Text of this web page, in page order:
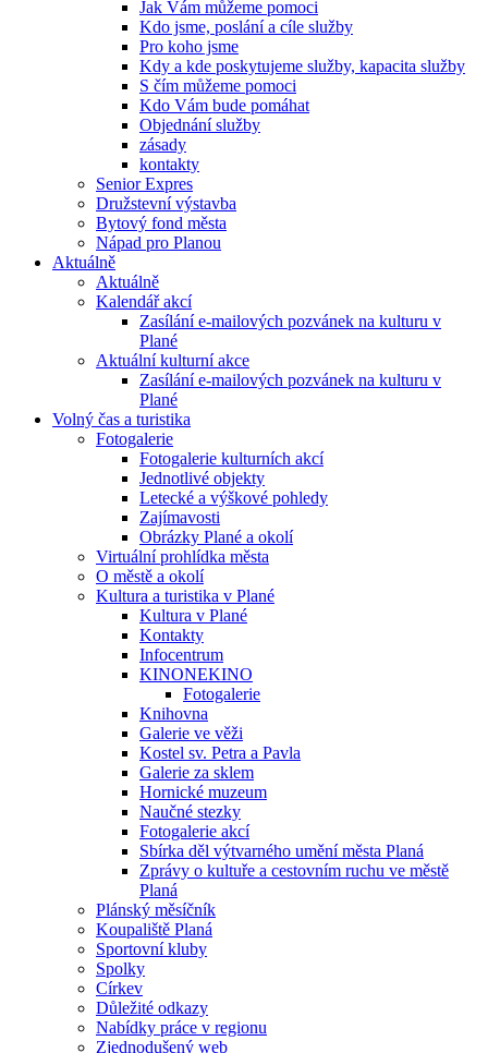
Jak Vám můžeme pomoci
Kdo jsme, poslání a cíle služby
Pro koho jsme
Kdy a kde poskytujeme služby, kapacita služby
S čím můžeme pomoci
Kdo Vám bude pomáhat
Objednání služby
zásady
kontakty
Senior Expres
Družstevní výstavba
Bytový fond města
Nápad pro Planou
Aktuálně
Aktuálně
Kalendář akcí
Zasílání e-mailových pozvánek na kulturu v
Plané
Aktuální kulturní akce
Zasílání e-mailových pozvánek na kulturu v
Plané
Volný čas a turistika
Fotogalerie
Fotogalerie kulturních akcí
Jednotlivé objekty
Letecké a výškové pohledy
Zajímavosti
Obrázky Plané a okolí
Virtuální prohlídka města
O městě a okolí
Kultura a turistika v Plané
Kultura v Plané
Kontakty
Infocentrum
KINONEKINO
Fotogalerie
Knihovna
Galerie ve věži
Kostel sv. Petra a Pavla
Galerie za sklem
Hornické muzeum
Naučné stezky
Fotogalerie akcí
Sbírka děl výtvarného umění města Planá
Zprávy o kultuře a cestovním ruchu ve městě
Planá
Plánský měsíčník
Koupaliště Planá
Sportovní kluby
Spolky
Církev
Důležité odkazy
Nabídky práce v regionu
Zjednodušený web